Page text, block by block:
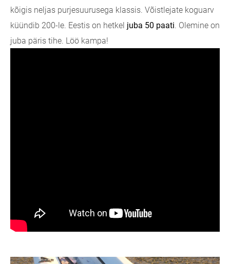
kõigis neljas purjesuurusega klassis. Võistlejate koguarv
küündib 200-le. Eestis on hetkel juba 50 paati. Olemine on
juba päris tihe. Löö kampa!